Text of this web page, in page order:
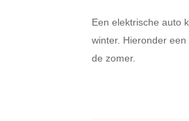
Een elektrische auto
winter. Hieronder
de zomer.